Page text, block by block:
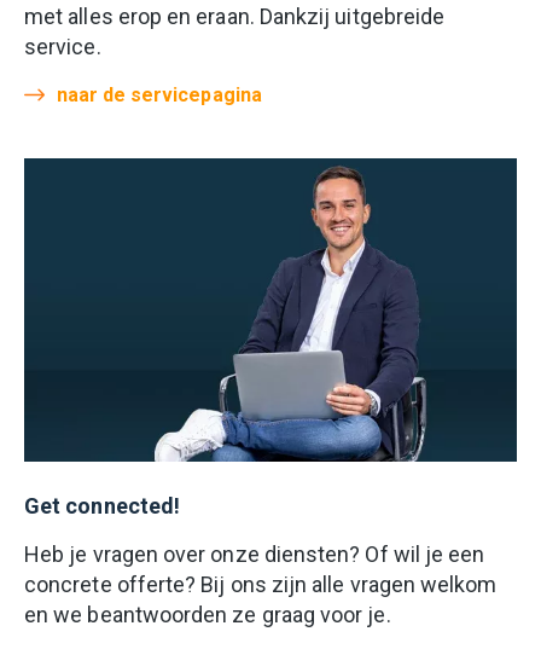
met alles erop en eraan. Dankzij uitgebreide
service.
naar de servicepagina
Get connected!
Heb je vragen over onze diensten? Of wil je een
concrete offerte? Bij ons zijn alle vragen welkom
en we beantwoorden ze graag voor je.